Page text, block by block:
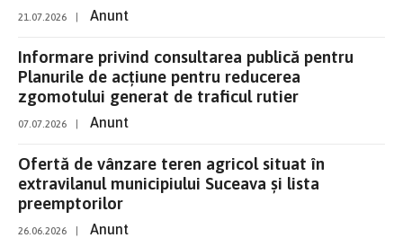
21.07.2026 Anunt
Informare privind consultarea publică pentru
Planurile de acțiune pentru reducerea
zgomotului generat de traficul rutier
07.07.2026 Anunt
Ofertă de vânzare teren agricol situat în
extravilanul municipiului Suceava și lista
preemptorilor
26.06.2026 Anunt